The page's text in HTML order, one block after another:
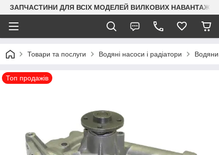
ЗАПЧАСТИНИ ДЛЯ ВСІХ МОДЕЛЕЙ ВИЛКОВИХ
Товари та послуги Водяні насоси і радіатори
Топ продажів